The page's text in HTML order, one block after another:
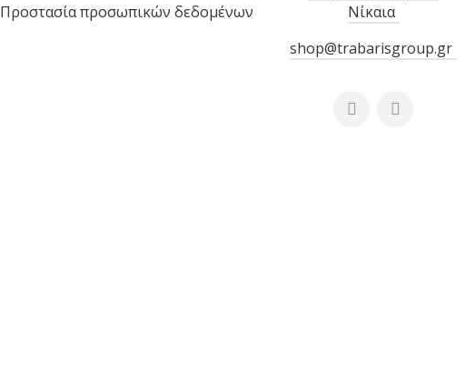
Προστασία προσωπικών δεδομένων
Νίκαια
shop@trabarisgroup.gr